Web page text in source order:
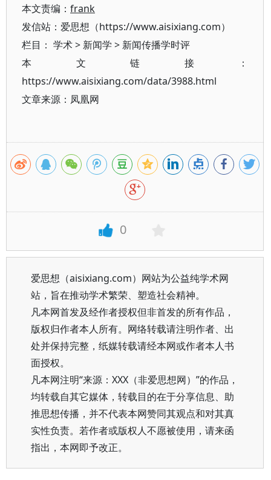
本文责编： frank
发信站：爱思想（https://www.aisixiang.com）
栏目： 学术> 新闻学 > 新闻传播学时评
本文链接：
https://www.aisixiang.com/data/3988.html
文章来源：凤凰网
0
爱思想（aisixiang.com）网站为公益纯学术网
站，旨在推动学术繁荣、塑造社会精神。
凡本网首发及经作者授权但非首发的所有作品，
版权归作者本人所有。网络转载请注明作者、出
处并保持完整，纸媒转载请经本网或作者本人书
面授权。
凡本网注明“来源：XXX（非爱思想网）”的作品，
均转载自其它媒体，转载目的在于分享信息、助
推思想传播，并不代表本网赞同其观点和对其真
实性负责。若作者或版权人不愿被使用，请来函
指出，本网即予改正。